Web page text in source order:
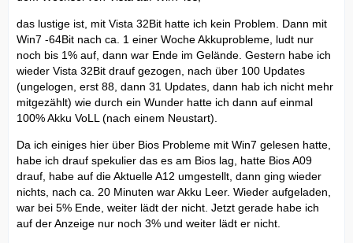
das lustige ist, mit Vista 32Bit hatte ich kein Problem. Dann mit
Win7 -64Bit nach ca. 1 einer Woche Akkuprobleme, ludt nur
noch bis 1% auf, dann war Ende im Gelände. Gestern habe ich
wieder Vista 32Bit drauf gezogen, nach über 100 Updates
(ungelogen, erst 88, dann 31 Updates, dann hab ich nicht mehr
mitgezählt) wie durch ein Wunder hatte ich dann auf einmal
100% Akku VoLL (nach einem Neustart).
Da ich einiges hier über Bios Probleme mit Win7 gelesen hatte,
habe ich drauf spekulier das es am Bios lag, hatte Bios A09
drauf, habe auf die Aktuelle A12 umgestellt, dann ging wieder
nichts, nach ca. 20 Minuten war Akku Leer. Wieder aufgeladen,
war bei 5% Ende, weiter lädt der nicht. Jetzt gerade habe ich
auf der Anzeige nur noch 3% und weiter lädt er nicht.